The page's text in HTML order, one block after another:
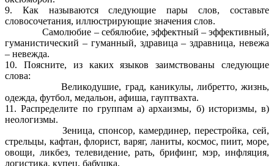
9. Как называются следующие пары слов, составьте
словосочетания, иллюстрирующие значения слов.
Самолюбие – себялюбие, эффектный – эффективный,
гуманистический – гуманный, здравица – здравница, невежа
– невежда.
10. Поясните, из каких языков заимствованы следующие
слова:
Великодушие, град, каникулы, либретто, жизнь,
одежда, футбол, медальон, афиша, гауптвахта.
11. Распределите по группам а) архаизмы, б) историзмы, в)
неологизмы.
Зеница, спонсор, камердинер, перестройка, сей,
стрельцы, кафтан, флорист, варяг, ланиты, космос, пиит, море,
овощи, ликбез, телевидение, рать, брифинг, мэр, инфляция,
логистика, купец, бабушка.